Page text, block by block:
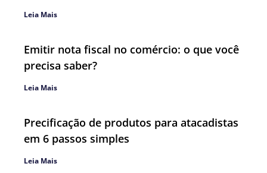
Leia Mais
Emitir nota fiscal no comércio: o que você
precisa saber?
Leia Mais
Precificação de produtos para atacadistas
em 6 passos simples
Leia Mais